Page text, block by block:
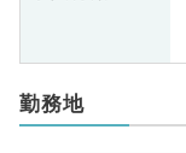
勤務地